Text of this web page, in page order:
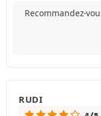
Recommandez-
RUDI